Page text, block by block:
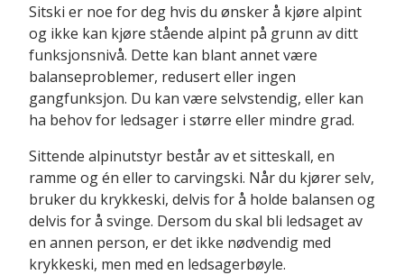
Sitski er noe for deg hvis du ønsker å kjøre alpint
og ikke kan kjøre stående alpint på grunn av ditt
funksjonsnivå. Dette kan blant annet være
balanseproblemer, redusert eller ingen
gangfunksjon. Du kan være selvstendig, eller kan
ha behov for ledsager i større eller mindre grad.
Sittende alpinutstyr består av et sitteskall, en
ramme og én eller to carvingski. Når du kjører selv,
bruker du krykkeski, delvis for å holde balansen og
delvis for å svinge. Dersom du skal bli ledsaget av
en annen person, er det ikke nødvendig med
krykkeski, men med en ledsagerbøyle.